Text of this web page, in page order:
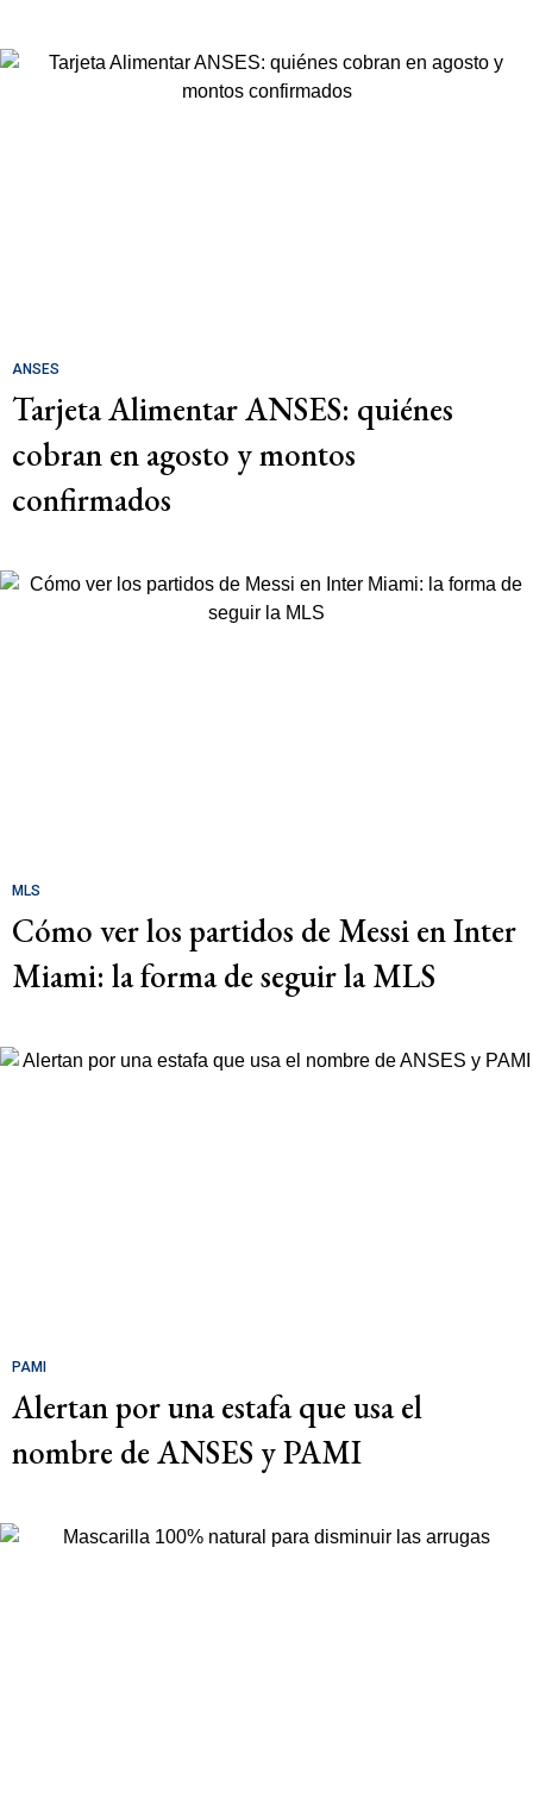
ANSES
Tarjeta Alimentar ANSES: quiénes
cobran en agosto y montos
confirmados
MLS
Cómo ver los partidos de Messi en Inter
Miami: la forma de seguir la MLS
PAMI
Alertan por una estafa que usa el
nombre de ANSES y PAMI